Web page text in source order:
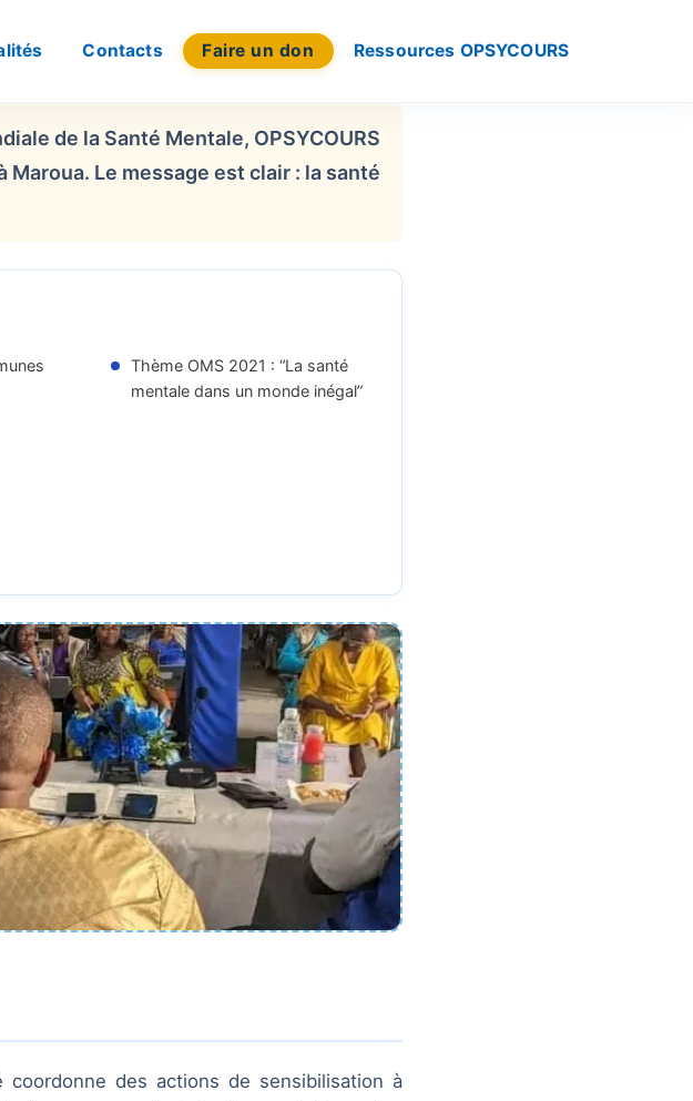
Contacts Faire un don Ressources OPSYCOURS
de la Santé Mentale, OPSYCOURS
Le message est clair : la santé
Thème OMS 2021 : “La santé
mentale dans un monde inégal”
coordonne des actions de sensibilisation à